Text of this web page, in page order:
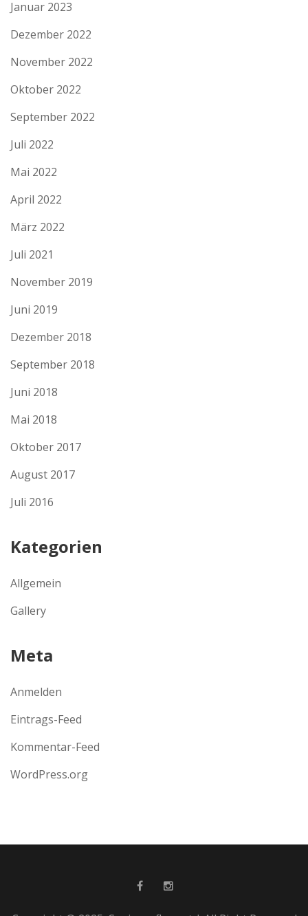
Januar 2023
Dezember 2022
November 2022
Oktober 2022
September 2022
Juli 2022
Mai 2022
April 2022
März 2022
Juli 2021
November 2019
Juni 2019
Dezember 2018
September 2018
Juni 2018
Mai 2018
Oktober 2017
August 2017
Juli 2016
Kategorien
Allgemein
Gallery
Meta
Anmelden
Eintrags-Feed
Kommentar-Feed
WordPress.org